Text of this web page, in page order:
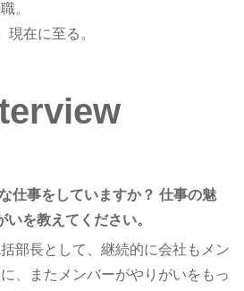
。
現在に至る。
仕事をしていますか？ 仕事の魅
いを教えてください。
部長として、継続的に会社もメン
、またメンバーがやりがいをもっ